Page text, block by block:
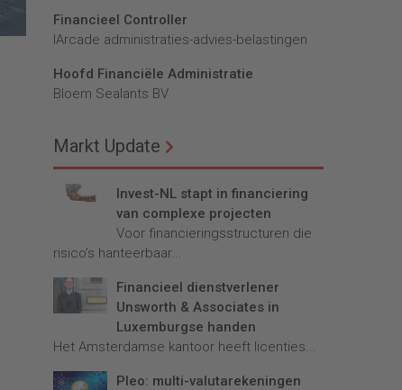
Financieel Controller
lArcade administraties-advies-belastingen
Hoofd Financiële Administratie
Bloem Sealants BV
Markt Update
Invest-NL stapt in financiering
van complexe projecten
Voor financieringsstructuren die
risico’s hanteerbaar...
Financieel dienstverlener
Unsworth & Associates in
Luxemburgse handen
Het Amsterdamse kantoor heeft licenties...
Pleo: multi-valutarekeningen